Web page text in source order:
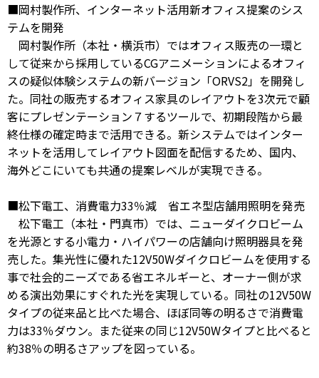
■岡村製作所、インターネット活用新オフィス提案のシス
テムを開発
岡村製作所（本社・横浜市）ではオフィス販売の一環と
して従来から採用しているCGアニメーションによるオフィ
スの疑似体験システムの新バージョン「ORVS2」を開発し
た。同社の販売するオフィス家具のレイアウトを3次元で顧
客にプレゼンテーション７するツールで、初期段階から最
終仕様の確定時まで活用できる。新システムではインター
ネットを活用してレイアウト図面を配信するため、国内、
海外どこにいても共通の提案レベルが実現できる。
■松下電工、消費電力33％減 省エネ型店舗用照明を発売
松下電工（本社・門真市）では、ニューダイクロビーム
を光源とする小電力・ハイパワーの店舗向け照明器具を発
売した。集光性に優れた12V50Wダイクロビームを使用する
事で社会的ニーズである省エネルギーと、オーナー側が求
める演出効果にすぐれた光を実現している。同社の12V50W
タイプの従来品と比べた場合、ほぼ同等の明るさで消費電
力は33％ダウン。また従来の同じ12V50Wタイプと比べると
約38％の明るさアップを図っている。